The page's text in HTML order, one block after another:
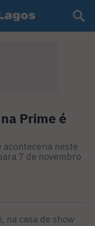
Prime é
aconteceria neste
7 de novembro
na casa de show